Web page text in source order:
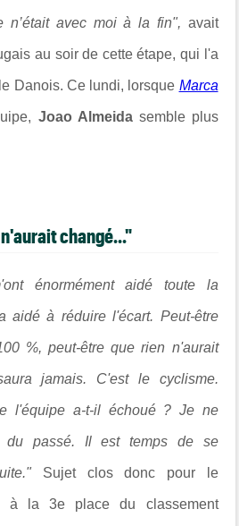
n’était avec moi à la fin", avait
au soir de cette étape, qui l'a
Danois. Ce lundi, lorsque Marca
Joao Almeida semble plus
changé..."
énormément aidé toute la
aidé à réduire l'écart. Peut-être
%, peut-être que rien n'aurait
jamais. C'est le cyclisme.
l'équipe a-t-il échoué ? Je ne
du passé. Il est temps de se
Sujet clos donc pour le
à la 3e place du classement